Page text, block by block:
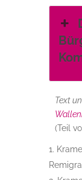
Text
(Teil